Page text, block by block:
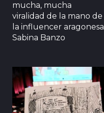
mucha, mucha
viralidad de la mano de
la influencer aragonesa
Sabina Banzo